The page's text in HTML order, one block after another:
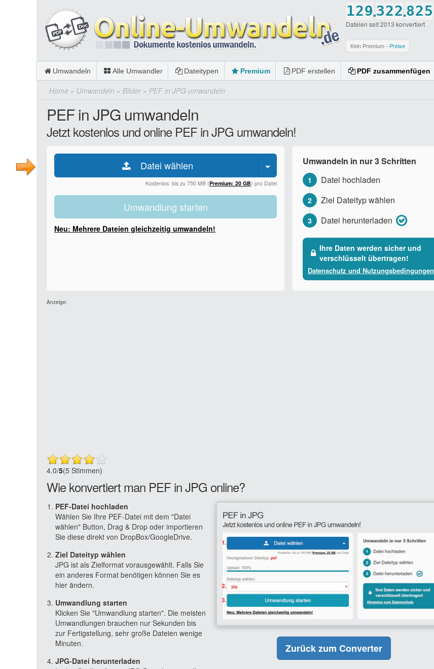
1
2
3
4
5
6
0
2
3
4
5
6
7
9
0
.3
4
5
6
7
8
2
3
4
5
6
7
2
3
4
5
6
7
.8
9
0
2
3
5
6
7
5
6
8
9
0
Dateien seit 2013 konvertiert
Kein Premium - Preise
Umwandeln Alle Umwandler Dateitypen Premium PDF erstellen PDF zusammenfügen
Home » Umwandeln » Bilder» PEF in JPG umwandeln
PEF in JPG umwandeln
Jetzt kostenlos und online PEF in JPG umwandeln!
Datei wählen
Kostenlos: bis zu 750 MB (Premium: 20 GB) pro Datei
Umwandlung starten
Neu: Mehrere Dateien gleichzeitig umwandeln!
Umwandeln in nur 3 Schritten
1 Datei hochladen
2 Ziel Dateityp wählen
3 Datei herunterladen
Ihre Daten werden sicher und
verschlüsselt übertragen!
Datenschutz und Nutzungsbedingungen
Anzeige:
4.0/5(5 Stimmen)
Wie konvertiert man PEF in JPG online?
PEF-Datei hochladen
Wählen Sie Ihre PEF-Datei mit dem "Datei
wählen" Button, Drag & Drop oder importieren
Sie diese direkt von DropBox/GoogleDrive.
Ziel Dateityp wählen
JPG ist als Zielformat vorausgewählt. Falls Sie
ein anderes Format benötigen können Sie es
hier ändern.
Umwandlung starten
Klicken Sie "Umwandlung starten". Die meisten
Umwandlungen brauchen nur Sekunden bis
zur Fertigstellung, sehr große Dateien wenige
Minuten.
JPG-Datei herunterladen
Zurück zum Converter